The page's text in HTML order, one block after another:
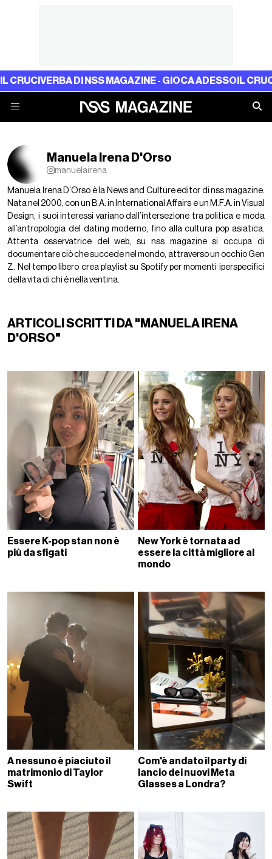
DI NSS MAGAZINE - GIOCA ADESSOIL
Manuela Irena D'Orso
manuelairena
Manuela Irena D’Orso è la News and Culture editor di nss magazine.
Nata nel 2000, con un B.A. in International Affairs e un M.F.A. in Visual
Design, i suoi interessi variano dall’intersezione tra politica e moda
all’antropologia del dating moderno, fino alla cultura pop asiatica.
Attenta osservatrice del web, su nss magazine si occupa di
documentare ciò che succede nel mondo, attraverso un occhio Gen
Z. Nel tempo libero crea playlist su Spotify per momenti iperspecifici
della vita di chi è nella ventina.
ARTICOLI SCRITTI DA "MANUELA IRENA
D'ORSO"
Essere K-pop stan non è
più da sfigati
New York è tornata ad
essere la città migliore al
mondo
A nessuno è piaciuto il
matrimonio di Taylor
Swift
Com'è andato il party di
lancio dei nuovi Meta
Glasses a Londra?